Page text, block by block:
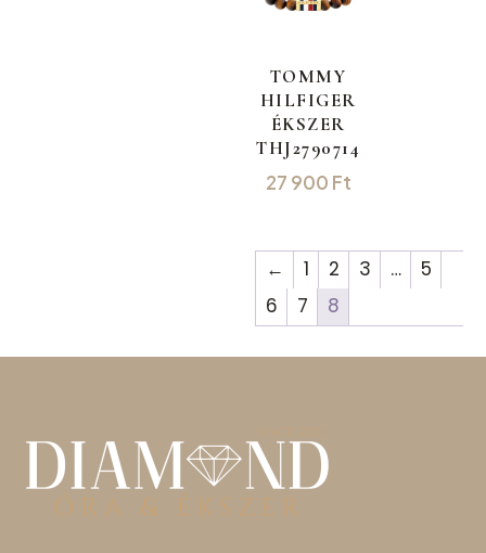
TOMMY
HILFIGER
ÉKSZER
THJ2790714
27 900 Ft
← 1 2 3 …
5
6
7 8